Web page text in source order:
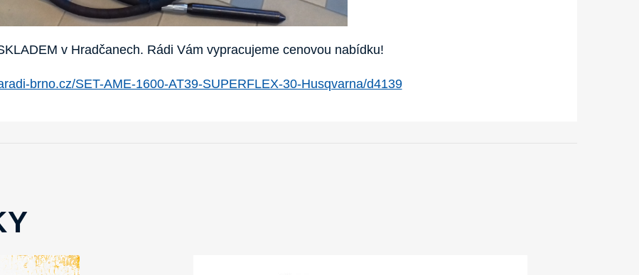
v Hradčanech. Rádi Vám vypracujeme cenovou nabídku!
brno.cz/SET-AME-1600-AT39-SUPERFLEX-30-Husqvarna/d4139